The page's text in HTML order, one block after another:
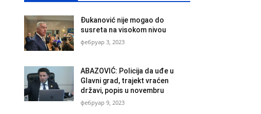
Đukanović nije mogao do
susreta na visokom nivou
фебруар 3, 2023
ABAZOVIĆ: Policija da uđe u
Glavni grad, trajekt vraćen
državi, popis u novembru
фебруар 9, 2023